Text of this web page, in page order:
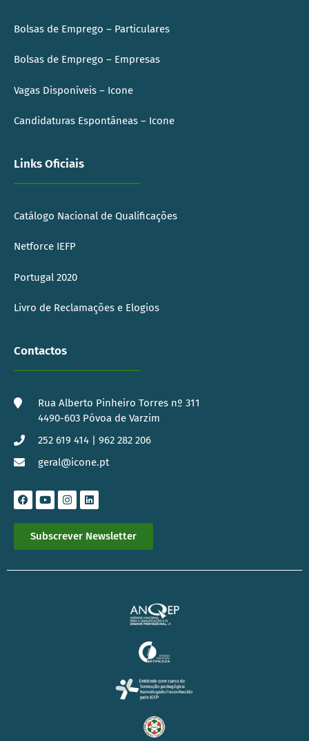
Bolsas de Emprego – Particulares
Bolsas de Emprego – Empresas
Vagas Disponíveis – Icone
Candidaturas Espontâneas – Icone
Links Oficiais
Catálogo Nacional de Qualificações
Netforce IEFP
Portugal 2020
Livro de Reclamações e Elogios
Contactos
Rua Alberto Pinheiro Torres nº 311
4490-603 Póvoa de Varzim
252 619 414 | 962 282 206
geral@icone.pt
Subscrever Newsletter